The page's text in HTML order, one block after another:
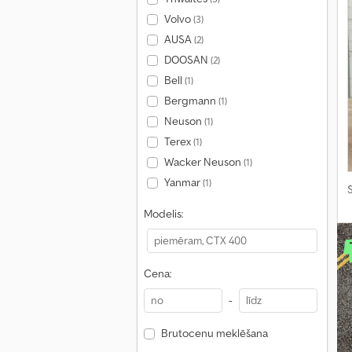
Volvo(3)
AUSA(2)
DOOSAN (2)
Bell (1)
Bergmann (1)
Neuson (1)
Terex(1)
Wacker Neuson (1)
Yanmar(1)
Modelis:
Cena:
-
Brutocenu meklēšana